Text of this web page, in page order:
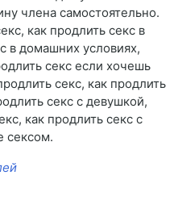
члена самостоятельно.
как продлить секс в
в домашних условиях,
секс если хочешь
секс, как продлить
секс с девушкой,
как продлить секс с
сексом.